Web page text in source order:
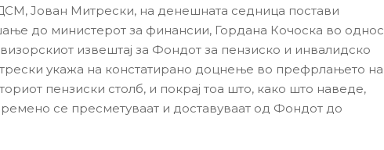
Јован Митрески, на денешната седница постави
до министерот за финансии, Гордана Кочоска во однос
извештај за Фондот за пензиско и инвалидско
укажа на констатирано доцнење во префрлањето на
пензиски столб, и покрај тоа што, како што наведе,
се пресметуваат и доставуваат од Фондот до